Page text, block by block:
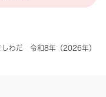
しわだ 令和8年（2026年）